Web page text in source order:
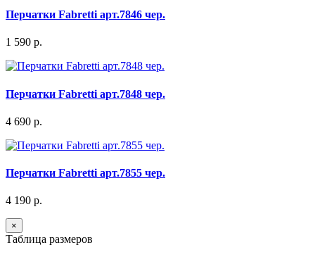
Перчатки Fabretti арт.7846 чер.
1 590 р.
Перчатки Fabretti арт.7848 чер.
4 690 р.
Перчатки Fabretti арт.7855 чер.
4 190 р.
×
Таблица размеров